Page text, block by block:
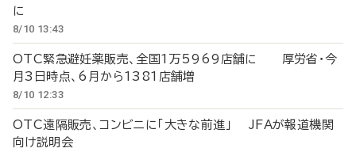
に
8/10 13:43
OTC緊急避妊薬販売、全国1万5969店舗に 厚労省・今
月3日時点、6月から1381店舗増
8/10 12:33
OTC遠隔販売、コンビニに「大きな前進」 JFAが報道機関
向け説明会